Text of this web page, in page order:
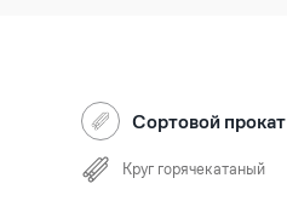
Сортовой прокат
Круг горячекатаный